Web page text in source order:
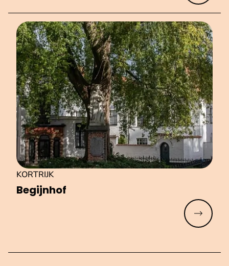
Begijnhof
KORTRIJK
Meer